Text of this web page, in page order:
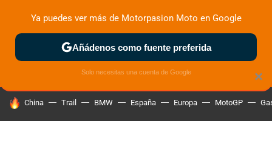
ZONA DE PRUEBAS DEPORTIVAS MOTOS ELÉCTRICAS
HOY SE HABLA DE
China Trail BMW España Europa MotoGP
×
Ya puedes ver más de Motorpasion Moto en Google
Añádenos como fuente preferida
Solo necesitas una cuenta de Google